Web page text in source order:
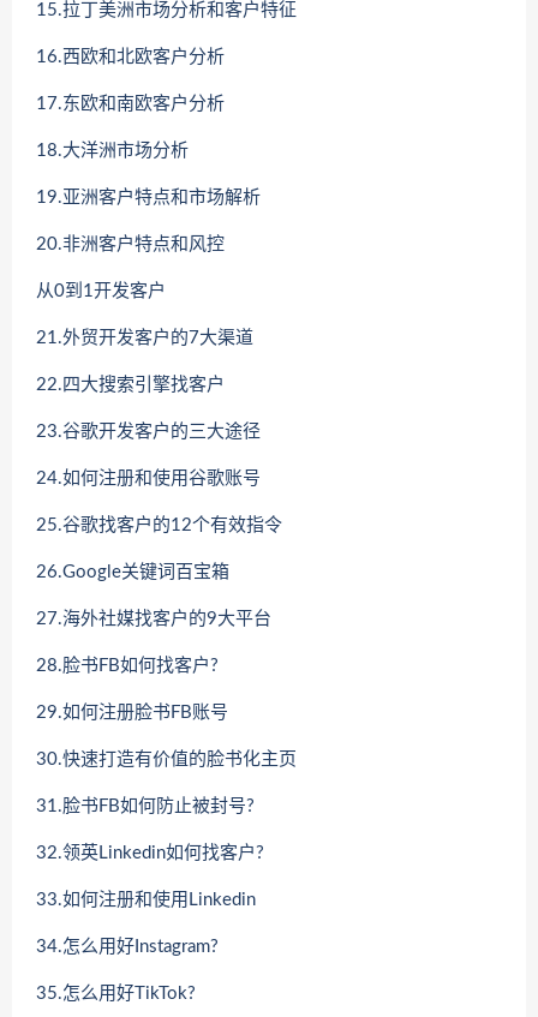
15.拉丁美洲市场分析和客户特征
16.西欧和北欧客户分析
17.东欧和南欧客户分析
18.大洋洲市场分析
19.亚洲客户特点和市场解析
20.非洲客户特点和风控
从0到1开发客户
21.外贸开发客户的7大渠道
22.四大搜索引擎找客户
23.谷歌开发客户的三大途径
24.如何注册和使用谷歌账号
25.谷歌找客户的12个有效指令
26.Google关键词百宝箱
27.海外社媒找客户的9大平台
28.脸书FB如何找客户?
29.如何注册脸书FB账号
30.快速打造有价值的脸书化主页
31.脸书FB如何防止被封号?
32.领英Linkedin如何找客户?
33.如何注册和使用Linkedin
34.怎么用好Instagram?
35.怎么用好TikTok?